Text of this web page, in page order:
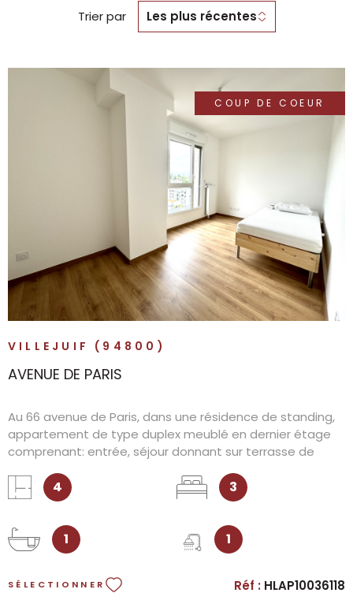
Trier par Les plus récentes
VILLEJUIF (94800)
AVENUE DE PARIS
Au 66 avenue de Paris, dans une résidence de standing,
appartement de type duplex meublé en dernier étage
comprenant: entrée, séjour donnant sur terrasse de
cellier, 2 WC. Un parking en sous-sol compléte ce bien.
4 3
1 1
SÉLECTIONNER Réf : HLAP10036118
COUP DE COEUR
VOIR LE BIEN